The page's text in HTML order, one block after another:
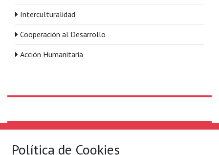
Interculturalidad
Cooperación al Desarrollo
Acción Humanitaria
Política de Cookies